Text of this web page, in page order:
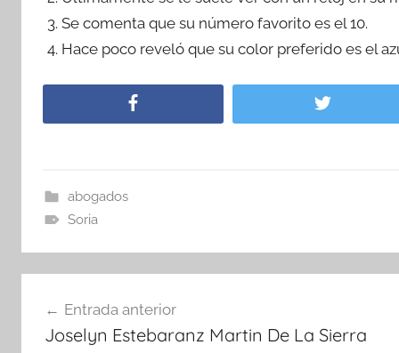
Se comenta que su número favorito es el 10.
Hace poco reveló que su color preferido es el
abogados
Soria
de
Entrada anterior
Joselyn Estebaranz Martin De La Sierra